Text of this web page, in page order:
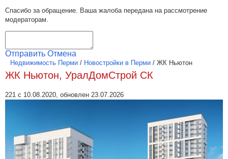
Спасибо за обращение. Ваша жалоба передана на рассмотрение
модераторам.
Отправить Отмена
Недвижимость Перми / Новостройки в Перми / ЖК Ньютон
ЖК Ньютон, УралДомСтрой СК
221 с 10.08.2020, обновлен 23.07.2026